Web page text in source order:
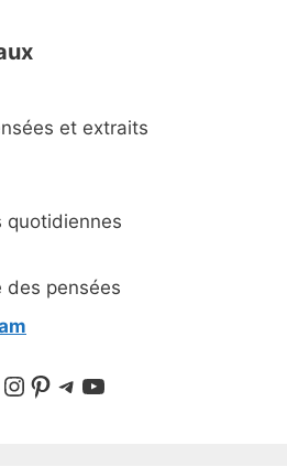
et extraits
quotidiennes
des pensées
sur Facebook
Suivre sur Instagram
Pinterest
Sur Telegram
YouTube